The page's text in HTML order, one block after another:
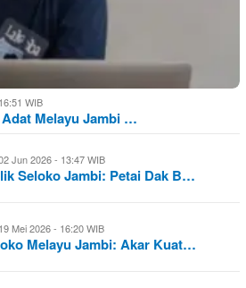
WIB
Melayu Jambi …
Jun 2026 - 13:47 WIB
Seloko Jambi: Petai Dak B…
19 Mei 2026 - 16:20 WIB
Melayu Jambi: Akar Kuat…